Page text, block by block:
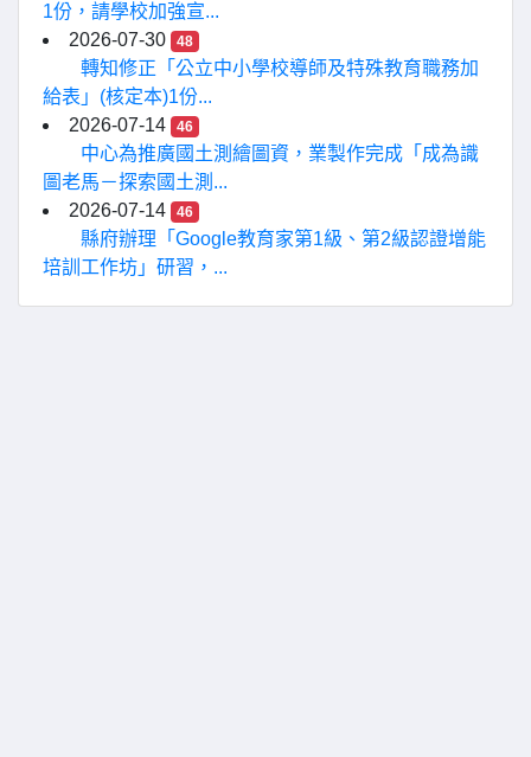
1份，請學校加強宣...
2026-07-30
48
轉知修正「公立中小學校導師及特殊教育職務加
給表」(核定本)1份...
2026-07-14
46
中心為推廣國土測繪圖資，業製作完成「成為識
圖老馬－探索國土測...
2026-07-14
46
縣府辦理「Google教育家第1級、第2級認證增能
培訓工作坊」研習，...